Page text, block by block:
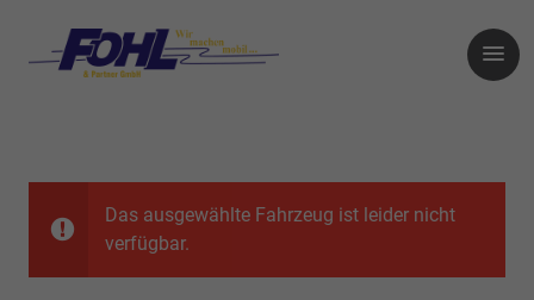
Das ausgewählte Fahrzeug ist leider nicht
verfügbar.